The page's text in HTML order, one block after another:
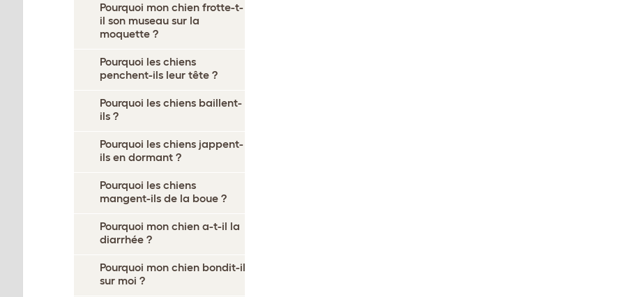
Pourquoi mon chien frotte-t-
il son museau sur la
moquette ?
Pourquoi les chiens
penchent-ils leur tête ?
Pourquoi les chiens baillent-
ils ?
Pourquoi les chiens jappent-
ils en dormant ?
Pourquoi les chiens
mangent-ils de la boue ?
Pourquoi mon chien a-t-il la
diarrhée ?
Pourquoi mon chien bondit-il
sur moi ?